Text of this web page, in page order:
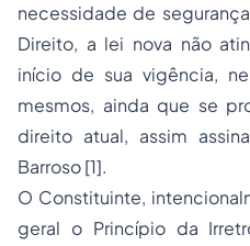
necessidade de
Direito, a lei nova não
início de sua vigência,
mesmos, ainda que se
direito atual, assim
Barroso [1].
O Constituinte,
geral o Princípio da